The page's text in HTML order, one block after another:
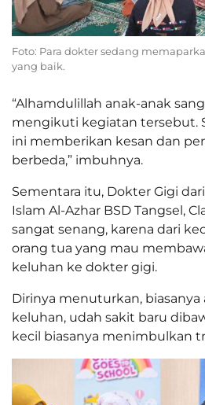
Foto: Para dokter sedang
yang baik.
“Alhamdulillah anak-anak
mengikuti kegiatan tersebut.
ini memberikan kesan dan
berbeda,” imbuhnya.
Sementara itu, Dokter Gigi
Islam Al-Azhar BSD Tangsel,
sangat senang, karena dari
orang tua yang mau
keluhan ke dokter gigi.
Dirinya menuturkan, biasanya
keluhan, udah sakit baru
kecil biasanya menimbulkan